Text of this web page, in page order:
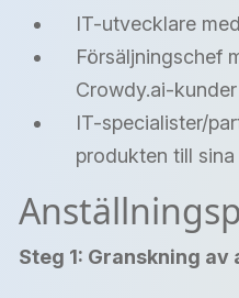
IT-utvecklare
Försäljningschef
Crowdy.ai-kunder
IT-specialister/
produkten till sina
Steg 1: Granskning av